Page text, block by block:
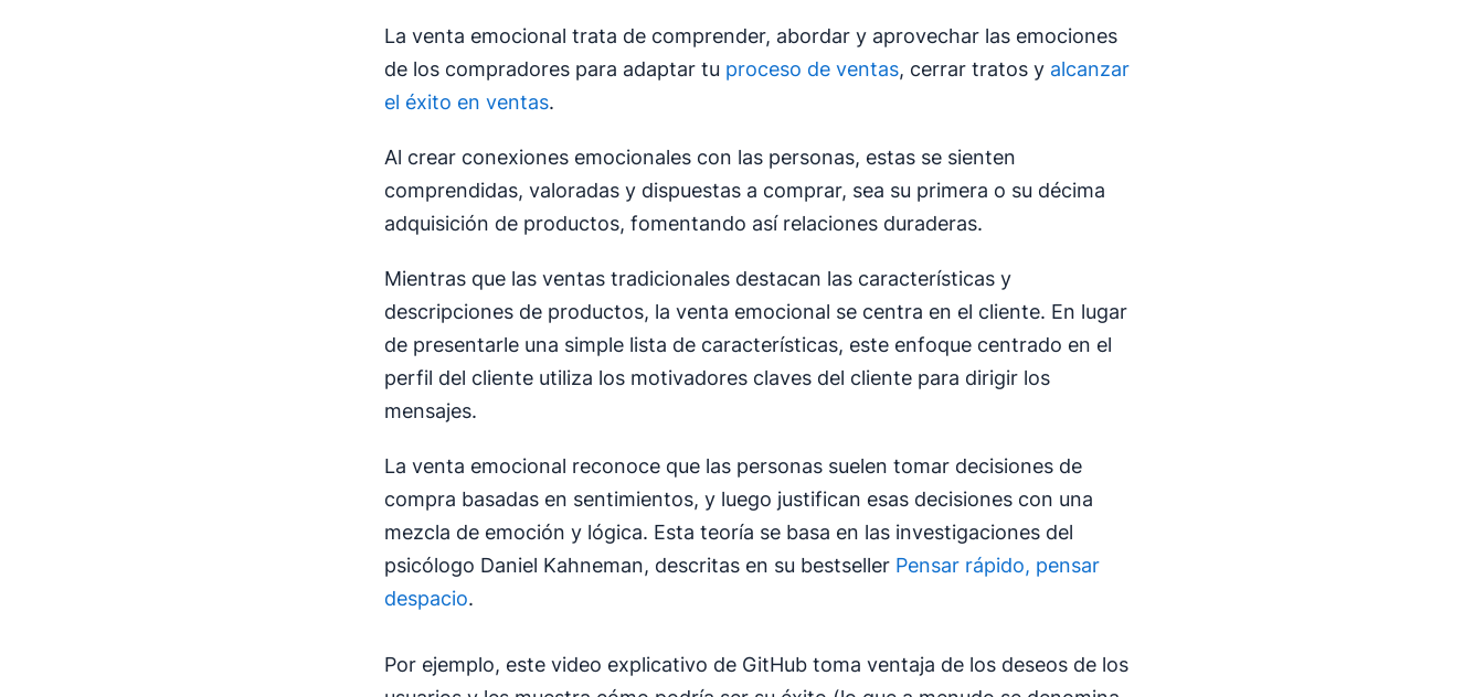
La venta emocional trata de comprender, abordar y aprovechar las emociones
de los compradores para adaptar tu proceso de ventas, cerrar tratos y alcanzar
el éxito en ventas.
Al crear conexiones emocionales con las personas, estas se sienten
comprendidas, valoradas y dispuestas a comprar, sea su primera o su décima
adquisición de productos, fomentando así relaciones duraderas.
Mientras que las ventas tradicionales destacan las características y
descripciones de productos, la venta emocional se centra en el cliente. En lugar
de presentarle una simple lista de características, este enfoque centrado en el
perfil del cliente utiliza los motivadores claves del cliente para dirigir los
mensajes.
La venta emocional reconoce que las personas suelen tomar decisiones de
compra basadas en sentimientos, y luego justifican esas decisiones con una
mezcla de emoción y lógica. Esta teoría se basa en las investigaciones del
psicólogo Daniel Kahneman, descritas en su bestseller Pensar rápido, pensar
despacio.
Por ejemplo, este video explicativo de GitHub toma ventaja de los deseos de los